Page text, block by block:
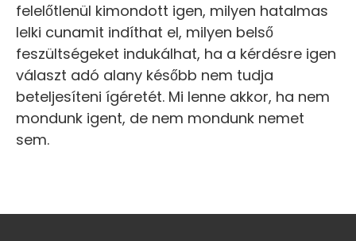
felelőtlenül kimondott igen, milyen hatalmas
lelki cunamit indíthat el, milyen belső
feszültségeket indukálhat, ha a kérdésre igen
választ adó alany később nem tudja
beteljesíteni ígéretét. Mi lenne akkor, ha nem
mondunk igent, de nem mondunk nemet
sem.